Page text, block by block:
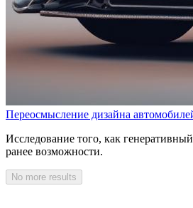
Переосмысление дизайна
Исследование того, как
ранее возможности.
No more results